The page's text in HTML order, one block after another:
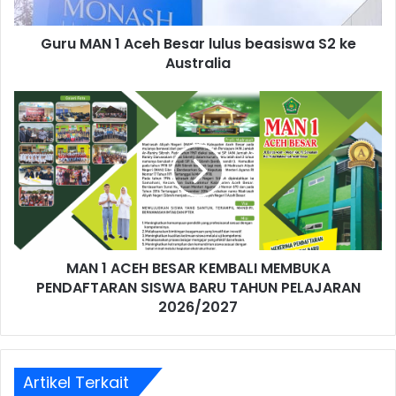
Guru MAN 1 Aceh Besar lulus beasiswa S2 ke
Australia
MAN 1 ACEH BESAR KEMBALI MEMBUKA
PENDAFTARAN SISWA BARU TAHUN PELAJARAN
2026/2027
Artikel Terkait